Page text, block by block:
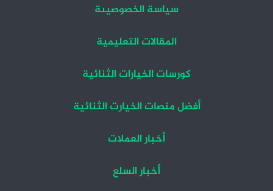
سياسة الخصوصيىة
المقالات التعليمية
كورسات الخيارات الثنائية
أفضل منصات الخيارت الثنائية
أخبار العملات
أخبار السلع